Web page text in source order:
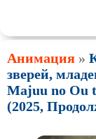
Анимация »
зверей,
Majuu no Ou
(2025,